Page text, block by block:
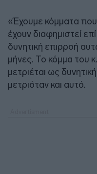
«Έχουμε κόμματα
έχουν διαφημιστεί
δυνητική επιρροή
μήνες. Το κόμμα του
μετριέται ως
μετριόταν και αυτό.